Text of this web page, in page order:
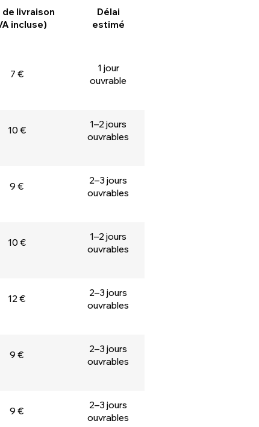
de livraison
incluse)
Délai
estimé
7 €
1 jour
ouvrable
10 €
1–2 jours
ouvrables
9 €
2–3 jours
ouvrables
10 €
1–2 jours
ouvrables
12 €
2–3 jours
ouvrables
9 €
2–3 jours
ouvrables
9 €
2–3 jours
ouvrables